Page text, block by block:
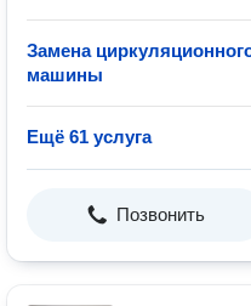
Замена
машины
Ещё 61 услуга
Позвонить